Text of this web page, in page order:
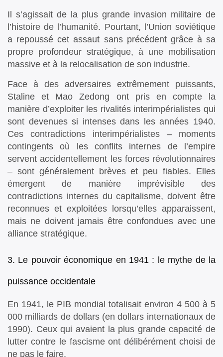
Il s’agissait de la plus grande invasion militaire de
l’histoire de l’humanité. Pourtant, l’Union soviétique
a repoussé cet assaut sans précédent grâce à sa
propre profondeur stratégique, à une mobilisation
massive et à la relocalisation de son industrie.
Face à des adversaires extrêmement puissants,
Staline et Mao Zedong ont pris en compte la
manière d’exploiter les rivalités interimpérialistes qui
sont devenues si intenses dans les années 1940.
Ces contradictions interimpérialistes – moments
contingents où les conflits internes de l’empire
servent accidentellement les forces révolutionnaires
– sont généralement brèves et peu fiables. Elles
émergent de manière imprévisible des
contradictions internes du capitalisme, doivent être
reconnues et exploitées lorsqu’elles apparaissent,
mais ne doivent jamais être confondues avec une
alliance stratégique.
3. Le pouvoir économique en 1941 : le mythe de la
puissance occidentale
En 1941, le PIB mondial totalisait environ 4 500 à 5
000 milliards de dollars (en dollars internationaux de
1990). Ceux qui avaient la plus grande capacité de
lutter contre le fascisme ont délibérément choisi de
ne pas le faire.